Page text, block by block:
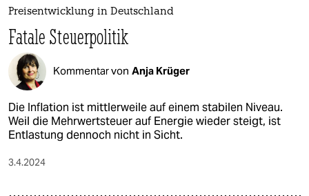
Preisentwicklung in Deutschland
Fatale Steuerpolitik
Kommentar von Anja Krüger
Die Inflation ist mittlerweile auf einem stabilen Niveau.
Weil die Mehrwertsteuer auf Energie wieder steigt, ist
Entlastung dennoch nicht in Sicht.
3.4.2024